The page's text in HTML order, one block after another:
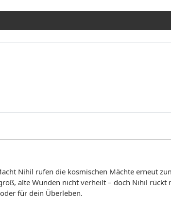
Nihil rufen die kosmischen Mächte erneut
alte Wunden nicht verheilt – doch Nihil rückt
für dein Überleben.